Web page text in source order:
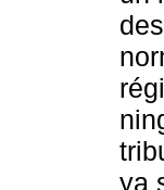
ya